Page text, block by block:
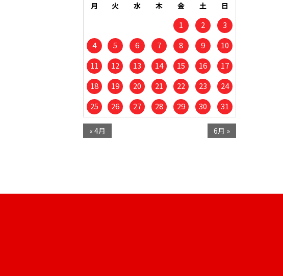
月
火 水 木 金 土 日
1 2
3
4
5 6 7 8 9
10
11
12 13 14 15 16
17
18
19 20 21 22 23
24
25
26 27 28 29 30 31
« 4月 6月 »